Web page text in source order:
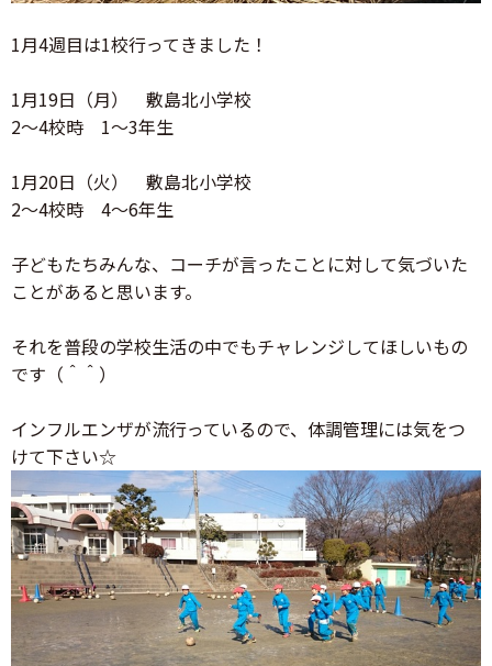
1月4週目は1校行ってきました！
1月19日（月） 敷島北小学校
2～4校時 1～3年生
1月20日（火） 敷島北小学校
2～4校時 4～6年生
子どもたちみんな、コーチが言ったことに対して気づいた
ことがあると思います。
それを普段の学校生活の中でもチャレンジしてほしいもの
です（＾＾）
インフルエンザが流行っているので、体調管理には気をつ
けて下さい☆